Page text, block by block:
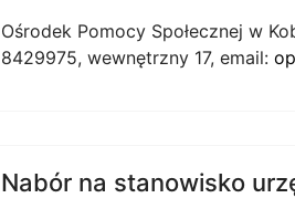
Ośrodek Pomocy Społecznej w
8429975, wewnętrzny 17, email:
Nabór na stanowisko